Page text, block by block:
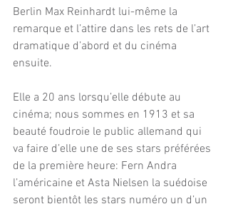
Berlin Max Reinhardt lui-même la
remarque et l’attire dans les rets de l’art
dramatique d’abord et du cinéma
ensuite.
Elle a 20 ans lorsqu’elle débute au
cinéma; nous sommes en 1913 et sa
beauté foudroie le public allemand qui
va faire d’elle une de ses stars préférées
de la première heure: Fern Andra
l’américaine et Asta Nielsen la suédoise
seront bientôt les stars numéro un d’un